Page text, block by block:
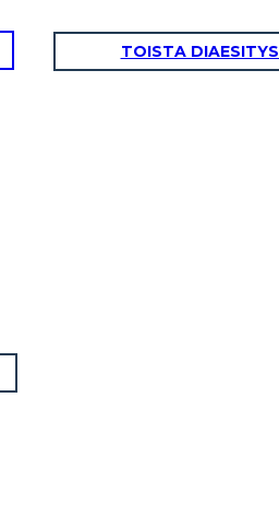
TOISTA DIAESITYS